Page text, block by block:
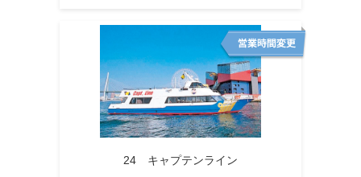
24 キャプテンライン